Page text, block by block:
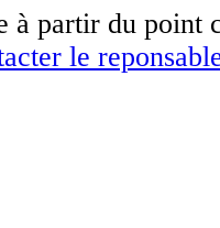
à partir du point
le